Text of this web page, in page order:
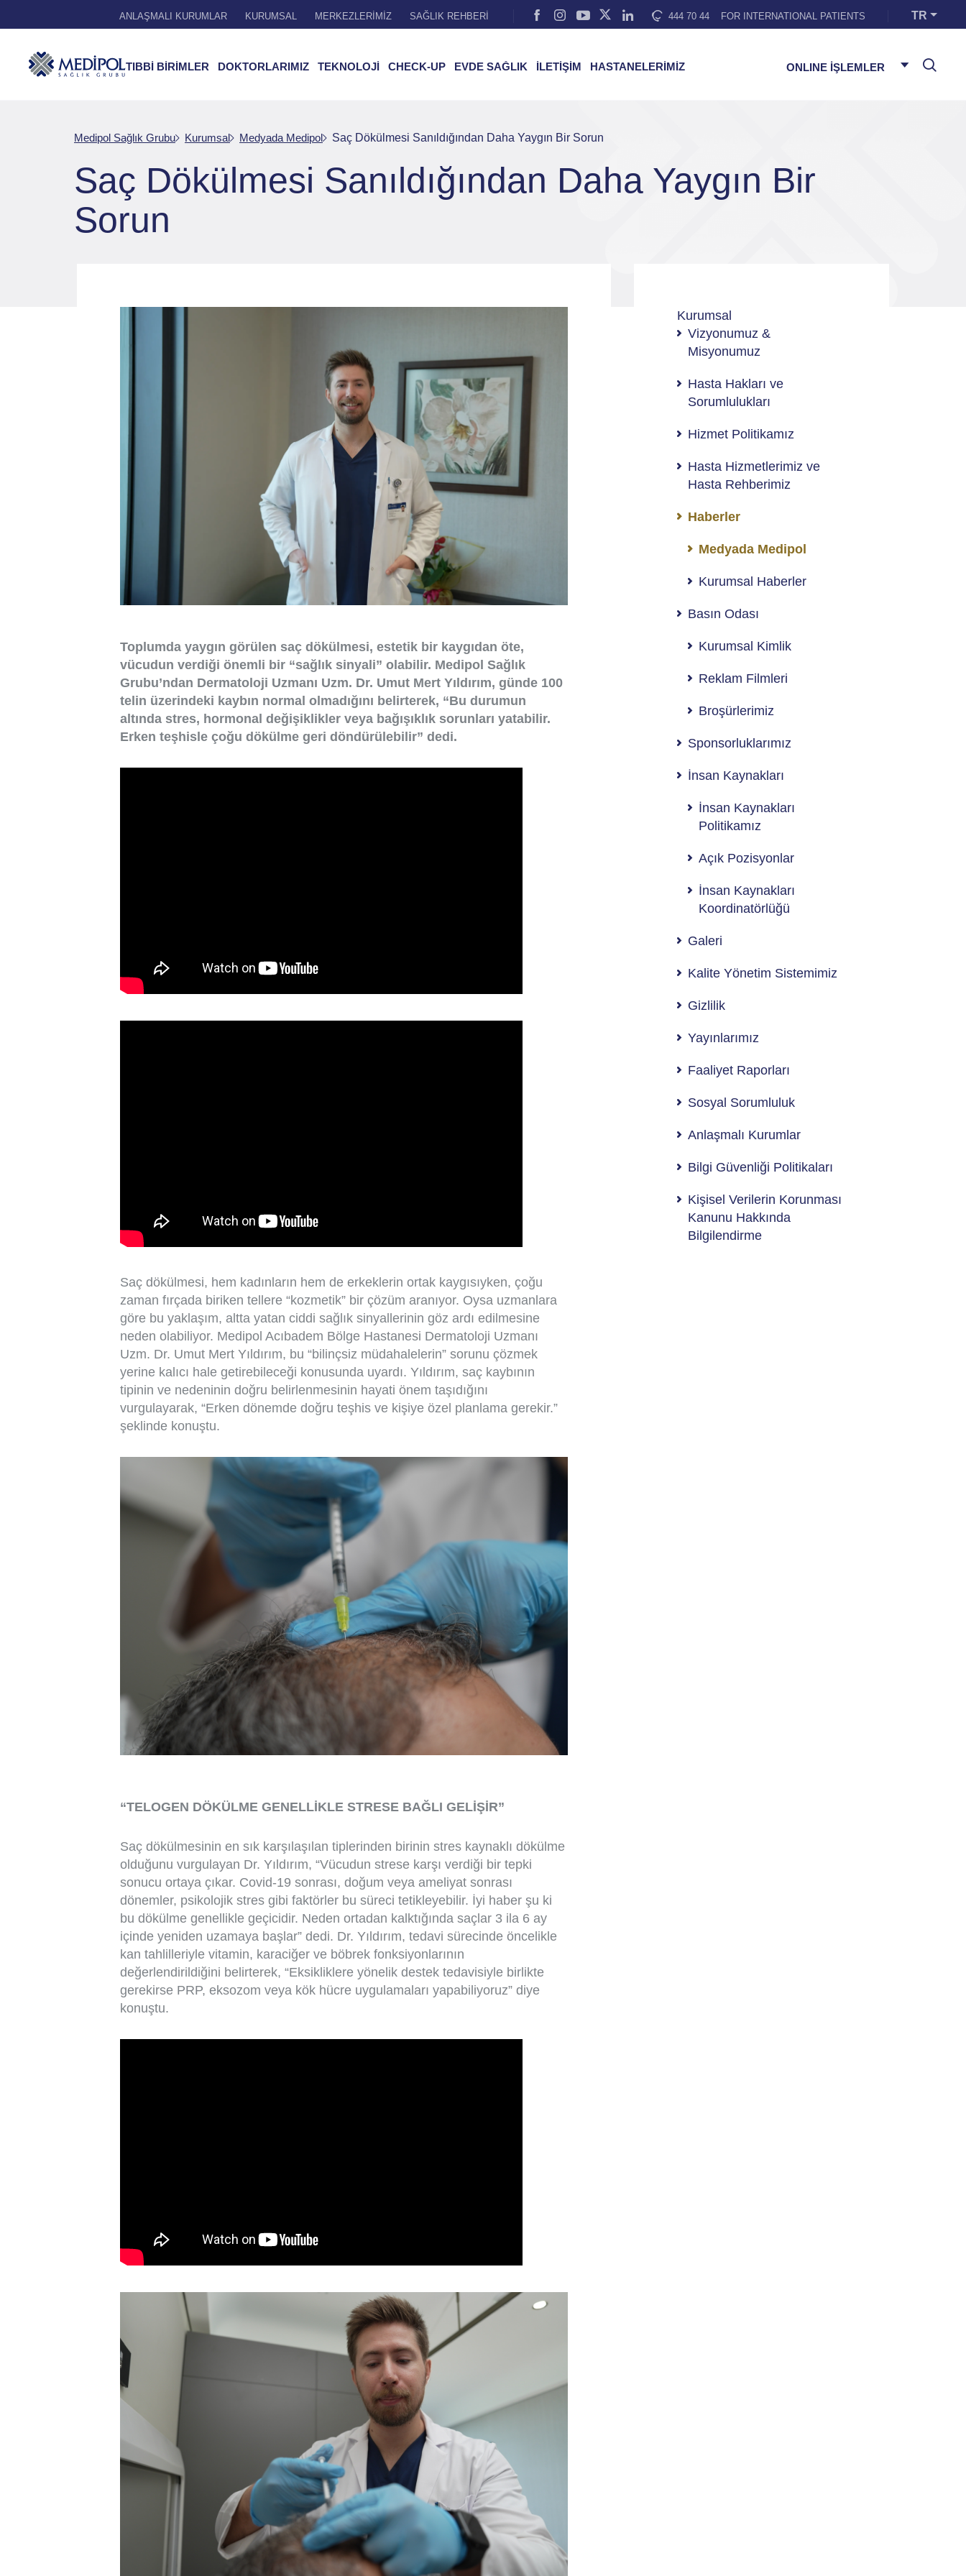
ANLAŞMALI KURUMLAR KURUMSAL MERKEZLERİMİZ SAĞLIK REHBERİ 444 70 44 FOR INTERNATIONAL PATIENTS TR
TIBBİ BİRİMLER DOKTORLARIMIZ TEKNOLOJİ CHECK-UP EVDE SAĞLIK İLETİŞİM HASTANELERİMİZ ONLINE İŞLEMLER
Medipol Sağlık Grubu Kurumsal Medyada Medipol Saç Dökülmesi Sanıldığından Daha Yaygın Bir Sorun
Saç Dökülmesi Sanıldığından Daha Yaygın Bir
Sorun
Toplumda yaygın görülen saç dökülmesi, estetik bir kaygıdan öte,
vücudun verdiği önemli bir “sağlık sinyali” olabilir. Medipol Sağlık
Grubu’ndan Dermatoloji Uzmanı Uzm. Dr. Umut Mert Yıldırım, günde 100
telin üzerindeki kaybın normal olmadığını belirterek, “Bu durumun
altında stres, hormonal değişiklikler veya bağışıklık sorunları yatabilir.
Erken teşhisle çoğu dökülme geri döndürülebilir” dedi.
Saç dökülmesi, hem kadınların hem de erkeklerin ortak kaygısıyken, çoğu
zaman fırçada biriken tellere “kozmetik” bir çözüm aranıyor. Oysa uzmanlara
göre bu yaklaşım, altta yatan ciddi sağlık sinyallerinin göz ardı edilmesine
neden olabiliyor. Medipol Acıbadem Bölge Hastanesi Dermatoloji Uzmanı
Uzm. Dr. Umut Mert Yıldırım, bu “bilinçsiz müdahalelerin” sorunu çözmek
yerine kalıcı hale getirebileceği konusunda uyardı. Yıldırım, saç kaybının
tipinin ve nedeninin doğru belirlenmesinin hayati önem taşıdığını
vurgulayarak, “Erken dönemde doğru teşhis ve kişiye özel planlama gerekir.”
şeklinde konuştu.
“TELOGEN DÖKÜLME GENELLİKLE STRESE BAĞLI GELİŞİR”
Saç dökülmesinin en sık karşılaşılan tiplerinden birinin stres kaynaklı dökülme
olduğunu vurgulayan Dr. Yıldırım, “Vücudun strese karşı verdiği bir tepki
sonucu ortaya çıkar. Covid-19 sonrası, doğum veya ameliyat sonrası
dönemler, psikolojik stres gibi faktörler bu süreci tetikleyebilir. İyi haber şu ki
bu dökülme genellikle geçicidir. Neden ortadan kalktığında saçlar 3 ila 6 ay
içinde yeniden uzamaya başlar” dedi. Dr. Yıldırım, tedavi sürecinde öncelikle
kan tahlilleriyle vitamin, karaciğer ve böbrek fonksiyonlarının
değerlendirildiğini belirterek, “Eksikliklere yönelik destek tedavisiyle birlikte
gerekirse PRP, eksozom veya kök hücre uygulamaları yapabiliyoruz” diye
konuştu.
Kurumsal
Vizyonumuz &
Misyonumuz
Hasta Hakları ve
Sorumlulukları
Hizmet Politikamız
Hasta Hizmetlerimiz ve
Hasta Rehberimiz
Haberler
Medyada Medipol
Kurumsal Haberler
Basın Odası
Kurumsal Kimlik
Reklam Filmleri
Broşürlerimiz
Sponsorluklarımız
İnsan Kaynakları
İnsan Kaynakları
Politikamız
Açık Pozisyonlar
İnsan Kaynakları
Koordinatörlüğü
Galeri
Kalite Yönetim Sistemimiz
Gizlilik
Yayınlarımız
Faaliyet Raporları
Sosyal Sorumluluk
Anlaşmalı Kurumlar
Bilgi Güvenliği Politikaları
Kişisel Verilerin Korunması
Kanunu Hakkında
Bilgilendirme